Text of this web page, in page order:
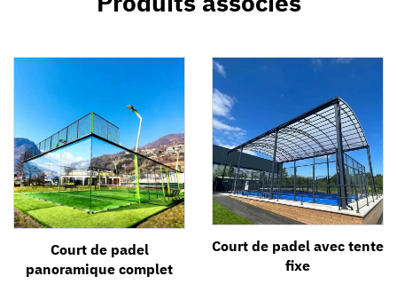
Court de padel
panoramique complet
Court de padel avec tente
fixe